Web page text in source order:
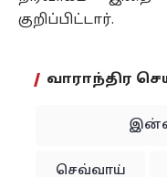
குறிப்பிட்டார்.
வாராந்திர
செவ்வாய்